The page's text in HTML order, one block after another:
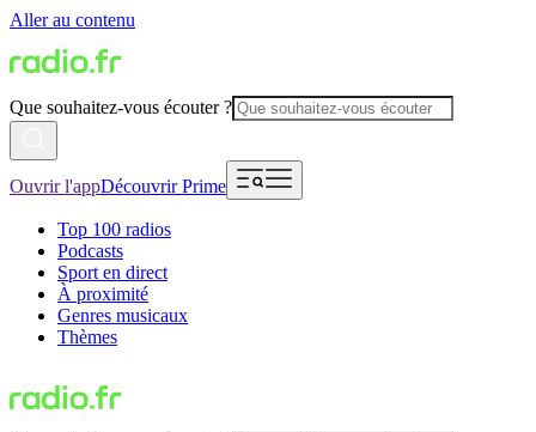
Aller au contenu
Que souhaitez-vous écouter ?
Ouvrir l'appDécouvrir Prime
Top 100 radios
Podcasts
Sport en direct
À proximité
Genres musicaux
Thèmes